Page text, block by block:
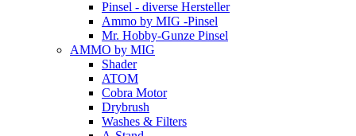
Pinsel - diverse Hersteller
Ammo by MIG -Pinsel
Mr. Hobby-Gunze Pinsel
AMMO by MIG
Shader
ATOM
Cobra Motor
Drybrush
Washes & Filters